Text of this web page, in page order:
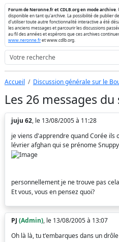
Forum de Neronne.fr et CDLB.org en mode archive
disponible en tant qu'archive. La possibilité de publier
d'utiliser toute autre fonctionnalité interactive a été
les anciens messages et parcourir les discussions
au fil des années et espérons que ces archives
www.neronne.fret www.cdlb.org.
Accueil Discussion générale sur le
Les 26 messages du
juju 62, le 13/08/2005 à 11:28
je viens d'apprendre quand Corée ils
lévrier afghan qui se prénome
personnellement je ne trouve pas
Et vous, vous en pensez quoi?
PJ (Admin), le 13/08/2005 à 13:07
Oh là là, tu t'embarques dans un